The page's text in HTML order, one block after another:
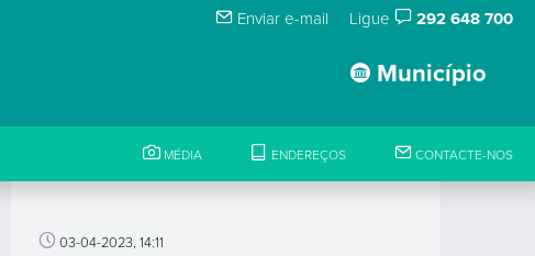
Enviar e-mail Ligue 292 648 700
Município
MÉDIA ENDEREÇOS CONTACTE-NOS
03-04-2023, 14:11